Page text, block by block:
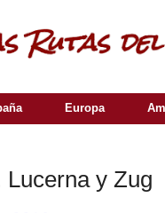
Europa
Lucerna y Zug